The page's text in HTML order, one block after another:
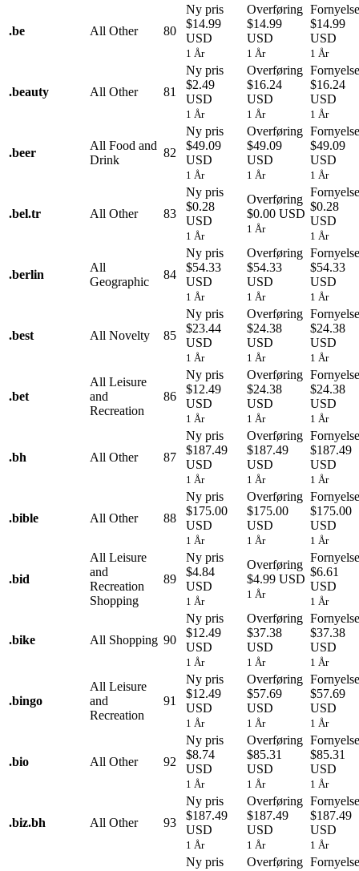
.be All Other 80
Ny pris
$14.99
USD
1 År
Overføring
$14.99
USD
1 År
Fornyelse
$14.99
USD
1 År
.beauty All Other 81
Ny pris
$2.49
USD
1 År
Overføring
$16.24
USD
1 År
Fornyelse
$16.24
USD
1 År
.beer
All Food and
Drink
82
Ny pris
$49.09
USD
1 År
Overføring
$49.09
USD
1 År
Fornyelse
$49.09
USD
1 År
.bel.tr All Other 83
Ny pris
$0.28
USD
1 År
Overføring
$0.00 USD
1 År
Fornyelse
$0.28
USD
1 År
.berlin
All
Geographic
84
Ny pris
$54.33
USD
1 År
Overføring
$54.33
USD
1 År
Fornyelse
$54.33
USD
1 År
.best All Novelty 85
Ny pris
$23.44
USD
1 År
Overføring
$24.38
USD
1 År
Fornyelse
$24.38
USD
1 År
.bet
All Leisure
and
Recreation
86
Ny pris
$12.49
USD
1 År
Overføring
$24.38
USD
1 År
Fornyelse
$24.38
USD
1 År
.bh All Other 87
Ny pris
$187.49
USD
1 År
Overføring
$187.49
USD
1 År
Fornyelse
$187.49
USD
1 År
.bible All Other 88
Ny pris
$175.00
USD
1 År
Overføring
$175.00
USD
1 År
Fornyelse
$175.00
USD
1 År
.bid
All Leisure
and
Recreation
Shopping
89
Ny pris
$4.84
USD
1 År
Overføring
$4.99 USD
1 År
Fornyelse
$6.61
USD
1 År
.bike All Shopping 90
Ny pris
$12.49
USD
1 År
Overføring
$37.38
USD
1 År
Fornyelse
$37.38
USD
1 År
.bingo
All Leisure
and
Recreation
91
Ny pris
$12.49
USD
1 År
Overføring
$57.69
USD
1 År
Fornyelse
$57.69
USD
1 År
.bio All Other 92
Ny pris
$8.74
USD
1 År
Overføring
$85.31
USD
1 År
Fornyelse
$85.31
USD
1 År
.biz.bh All Other 93
Ny pris
$187.49
USD
1 År
Overføring
$187.49
USD
1 År
Fornyelse
$187.49
USD
1 År
Ny pris
Overføring Fornyelse